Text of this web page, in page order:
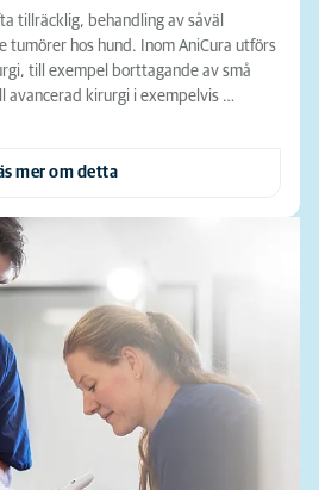
tillräcklig, behandling av såväl
tumörer hos hund. Inom AniCura utförs
till exempel borttagande av små
avancerad kirurgi i exempelvis …
mer om detta